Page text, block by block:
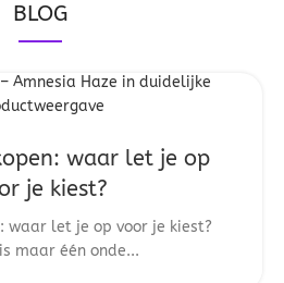
BLOG
waar let je op
je kiest?
waar let je op voor je kiest?
maar één onde...